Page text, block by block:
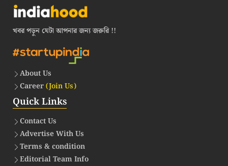
খবর পড়ুন যেটা আপনার জন্য জরুরি !!
About Us
Career(Join Us)
Quick Links
Contact Us
Advertise With Us
Terms & condition
Editorial Team Info